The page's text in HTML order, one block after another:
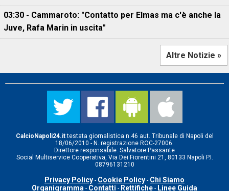
03:30 - Cammaroto: "Contatto per Elmas ma c'è anche la
Juve, Rafa Marin in uscita"
Altre Notizie »
CalcioNapoli24.ittestata giornalistica n.46 aut. Tribunale di Napoli del
18/06/2010 - N. registrazione ROC-27006.
Direttore responsabile: Salvatore Passante
Social Multiservice Cooperativa, Via Dei Fiorentini 21, 80133 Napoli P.I.
08796131210
Privacy Policy - Cookie Policy - Chi Siamo
Organigramma - Contatti - Rettifiche - Linee Guida